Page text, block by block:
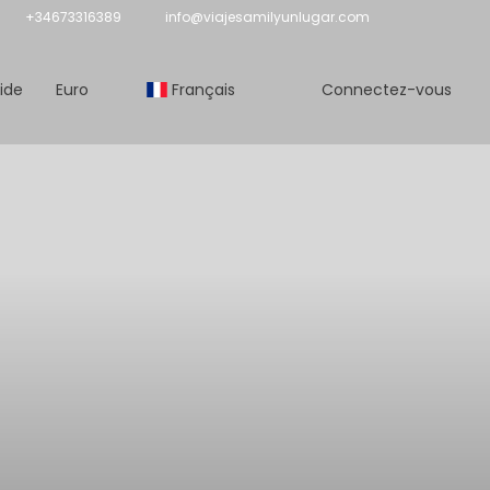
+34673316389 info@viajesamilyunlugar.com
Euro Français Connectez-vous